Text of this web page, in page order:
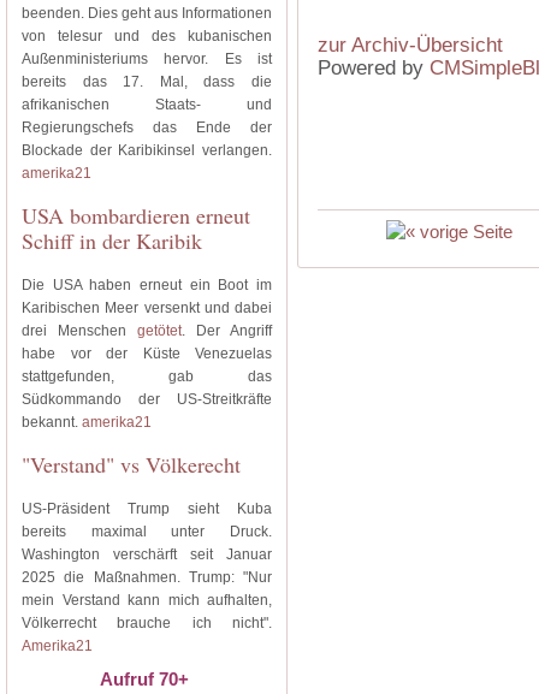
beenden. Dies geht aus Informationen
von telesur und des kubanischen
Außenministeriums hervor. Es ist
bereits das 17. Mal, dass die
afrikanischen Staats- und
Regierungschefs das Ende der
Blockade der Karibikinsel verlangen.
amerika21
USA bombardieren erneut
Schiff in der Karibik
Die USA haben erneut ein Boot im
Karibischen Meer versenkt und dabei
drei Menschen getötet. Der Angriff
habe vor der Küste Venezuelas
stattgefunden, gab das
Südkommando der US-Streitkräfte
bekannt. amerika21
"Verstand" vs Völkerecht
US-Präsident Trump sieht Kuba
bereits maximal unter Druck.
Washington verschärft seit Januar
2025 die Maßnahmen. Trump: "Nur
mein Verstand kann mich aufhalten,
Völkerrecht brauche ich nicht".
Amerika21
Aufruf 70+
zur Archiv-Übersicht
Powered by